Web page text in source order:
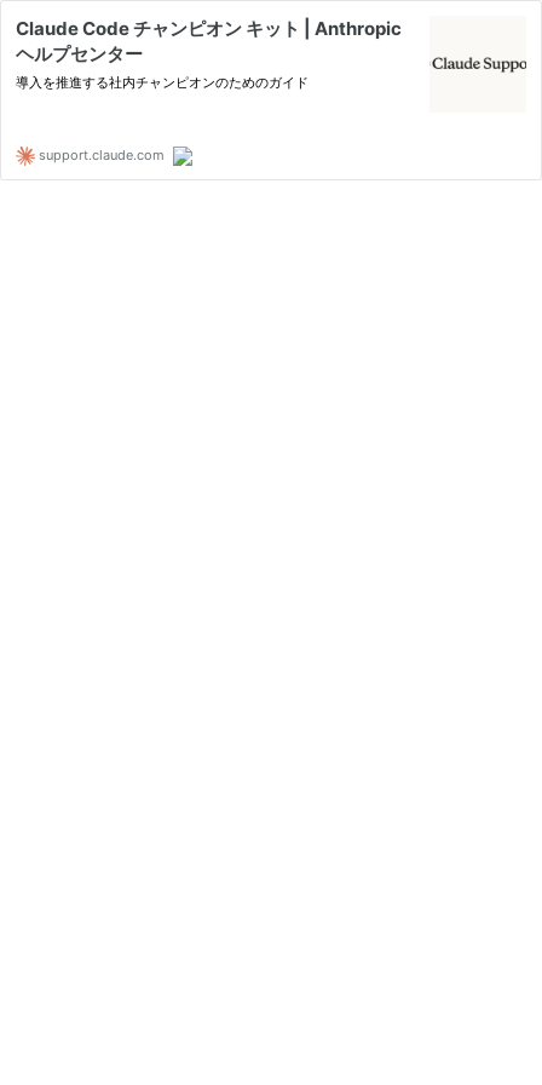
Claude Code チャンピオン キット | Anthropic
ヘルプセンター
導入を推進する社内チャンピオンのためのガイド
support.claude.com